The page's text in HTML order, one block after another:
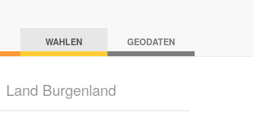
WAHLEN GEODATEN
Land Burgenland